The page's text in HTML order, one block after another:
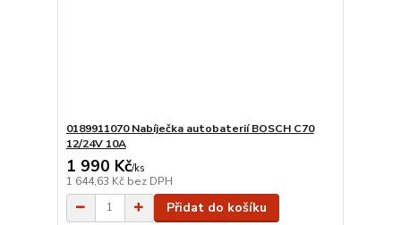
0189911070 Nabíječka autobaterií BOSCH C70
12/24V 10A
1 990 Kč/ks
1 644,63 Kč bez DPH
Přidat do košíku